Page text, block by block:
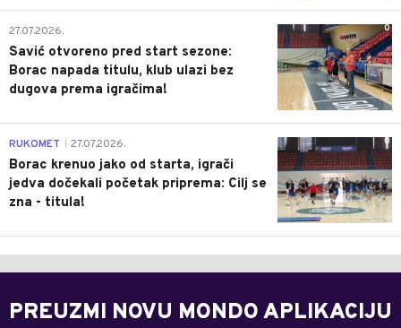
0
27.07.2026.
Savić otvoreno pred start sezone:
Borac napada titulu, klub ulazi bez
dugova prema igračima!
0
RUKOMET 27.07.2026.
Borac krenuo jako od starta, igrači
jedva dočekali početak priprema: Cilj se
zna - titula!
PREUZMI NOVU MONDO APLIKACIJU